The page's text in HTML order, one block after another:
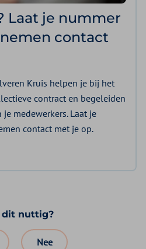
Laat je nummer
contact
Kruis helpen je bij het
contract en begeleiden
medewerkers. Laat je
contact met je op.
dit nuttig?
Nee